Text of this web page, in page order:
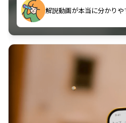
古文漢文を主に使わせてい
のに非常に役立っている。
解説動画が本当に分かりや